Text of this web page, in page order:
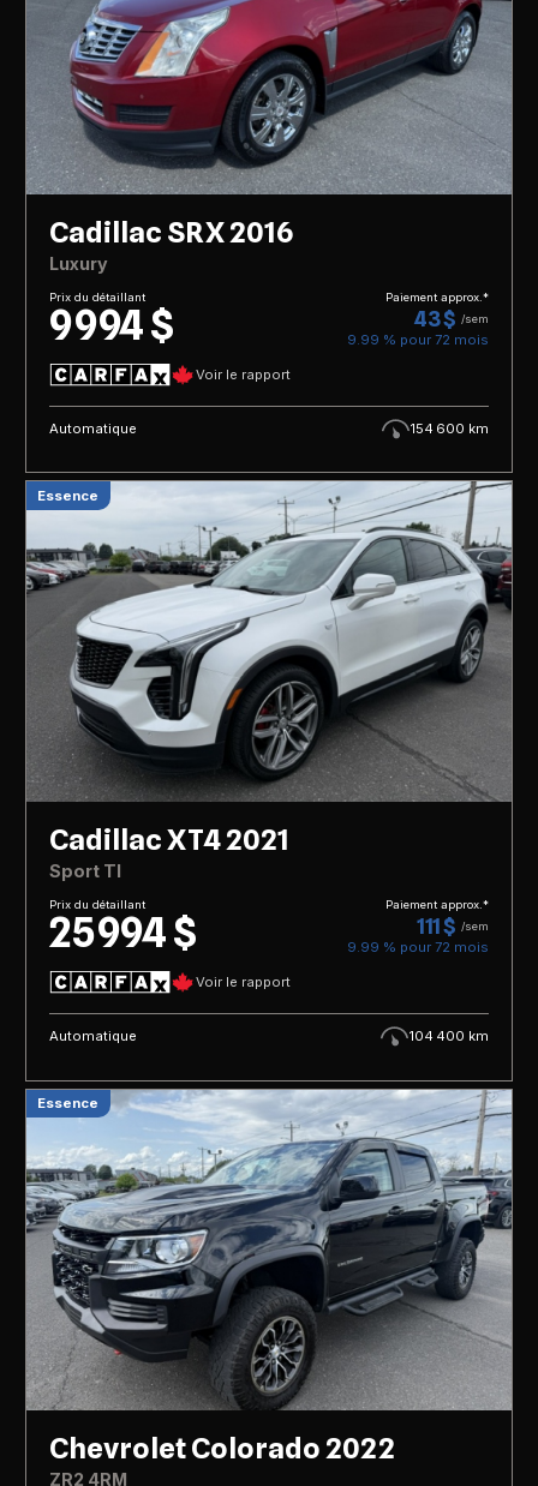
Cadillac SRX 2016
Luxury
Prix du détaillant
9 994 $
Paiement approx.*
43 $ /sem
9.99 % pour 72 mois
Voir le rapport
Automatique 154 600 km
Essence
Cadillac XT4 2021
Sport TI
Prix du détaillant
25 994 $
Paiement approx.*
111 $ /sem
9.99 % pour 72 mois
Voir le rapport
Automatique 104 400 km
Essence
Chevrolet Colorado 2022
ZR2 4RM